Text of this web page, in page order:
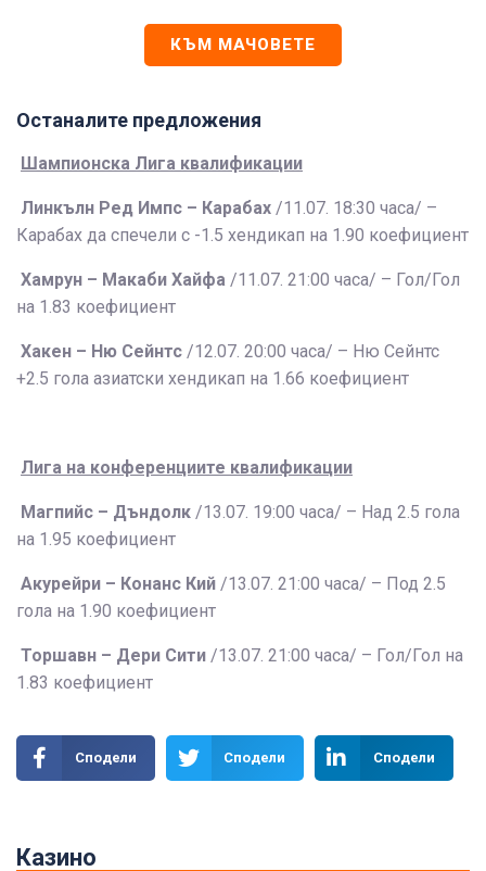
КЪМ МАЧОВЕТЕ
Останалите предложения
Шампионска Лига квалификации
Линкълн Ред Импс – Карабах /11.07. 18:30 часа/ –
Карабах да спечели с -1.5 хендикап на 1.90 коефициент
Хамрун – Макаби Хайфа /11.07. 21:00 часа/ – Гол/Гол
на 1.83 коефициент
Хакен – Ню Сейнтс /12.07. 20:00 часа/ – Ню Сейнтс
+2.5 гола азиатски хендикап на 1.66 коефициент
Лига на конференциите квалификации
Магпийс – Дъндолк /13.07. 19:00 часа/ – Над 2.5 гола
на 1.95 коефициент
Акурейри – Конанс Кий /13.07. 21:00 часа/ – Под 2.5
гола на 1.90 коефициент
Торшавн – Дери Сити /13.07. 21:00 часа/ – Гол/Гол на
1.83 коефициент
Сподели Сподели Сподели
Казино